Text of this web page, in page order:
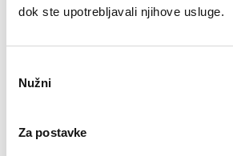
dok ste upotrebljavali njihove usluge.
pristanka
Nužni
Za postavke
Je li u cijenu dugoročnog najma